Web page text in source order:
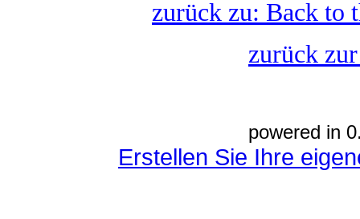
zurück zu: Back to
zurück
powered in
Erstellen Sie Ihre